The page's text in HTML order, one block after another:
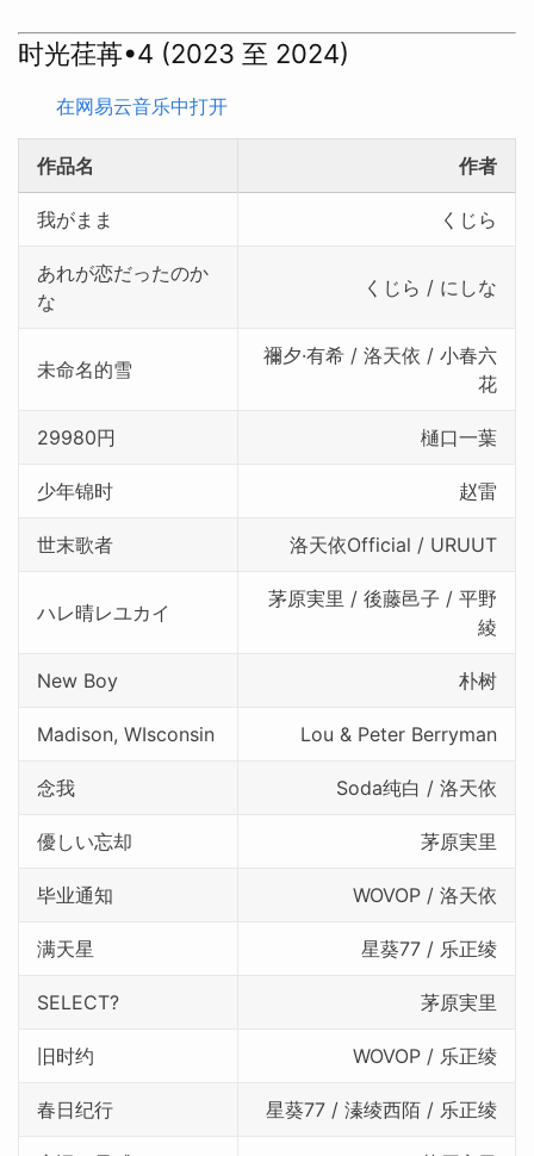
时光荏苒•4 (2023 至 2024)
在网易云音乐中打开
作品名 作者
我がまま くじら
あれが恋だったのか
な
くじら / にしな
未命名的雪
禰夕·有希 / 洛天依 / 小春六
花
29980円 樋口一葉
少年锦时 赵雷
世末歌者 洛天依Official / URUUT
ハレ晴レユカイ
茅原実里 / 後藤邑子 / 平野
綾
New Boy 朴树
Madison, WIsconsin Lou & Peter Berryman
念我 Soda纯白 / 洛天依
優しい忘却 茅原実里
毕业通知 WOVOP / 洛天依
满天星 星葵77 / 乐正绫
SELECT? 茅原実里
旧时约 WOVOP / 乐正绫
春日纪行 星葵77 / 溱绫西陌 / 乐正绫